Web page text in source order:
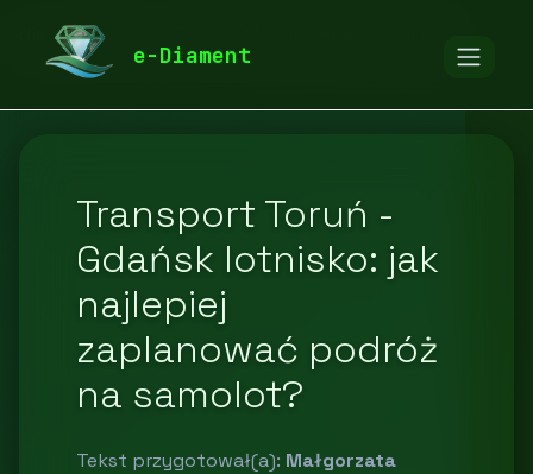
e-Diament
diamentspa.pl
Transport Toruń -
Gdańsk lotnisko: jak
najlepiej
zaplanować podróż
na samolot?
Tekst przygotował(a): Małgorzata